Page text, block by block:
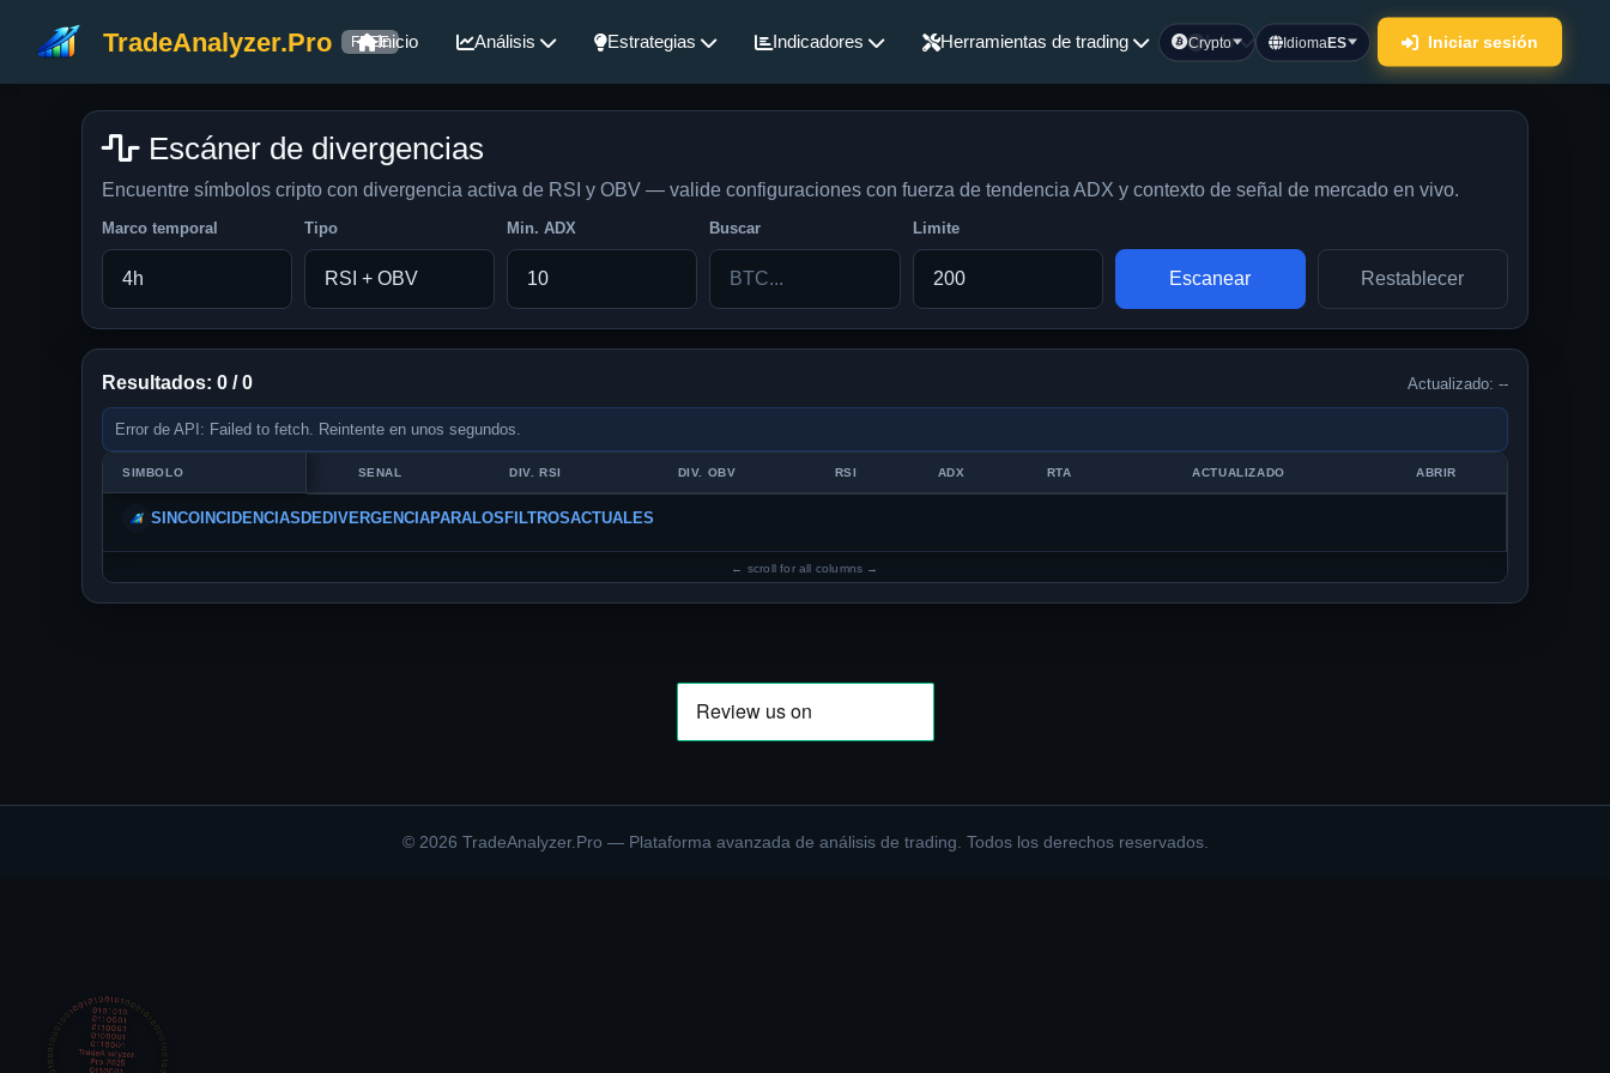
TradeAnalyzer.Pro FREEInicio Análisis Estrategias Indicadores Herramientas de trading Info
Crypto IdiomaES Iniciar sesión
Escáner de divergencias
Encuentre símbolos cripto con divergencia activa de RSI y OBV — valide configuraciones con fuerza de tendencia ADX y contexto de señal de mercado en vivo.
Marco temporal Tipo Min. ADX Buscar Limite
Escanear Restablecer
Resultados: 0 / 0 Actualizado: --
Error de API: Failed to fetch. Reintente en unos segundos.
SIMBOLO SENAL DIV. RSI DIV. OBV RSI ADX RTA ACTUALIZADO ABRIR
SINCOINCIDENCIASDEDIVERGENCIAPARALOSFILTROSACTUALES
© 2026 TradeAnalyzer.Pro — Plataforma avanzada de análisis de trading. Todos los derechos reservados.